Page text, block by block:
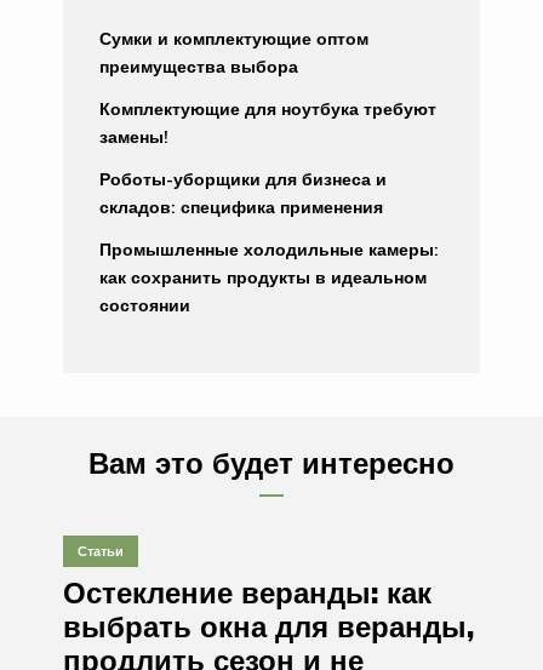
Сумки и комплектующие оптом
преимущества выбора
Комплектующие для ноутбука требуют
замены!
Роботы-уборщики для бизнеса и
складов: специфика применения
Промышленные холодильные камеры:
как сохранить продукты в идеальном
состоянии
Вам это будет интересно
Статьи
Остекление веранды: как
выбрать окна для веранды,
продлить сезон и не